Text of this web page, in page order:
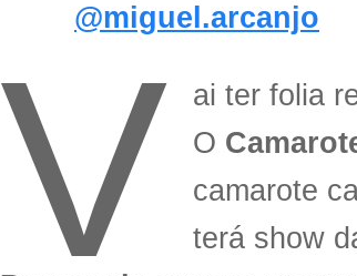
@miguel.arcanjo
V
ai ter folia
O
camarote
terá show